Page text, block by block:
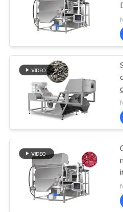
fornalha
biomassa
cores de